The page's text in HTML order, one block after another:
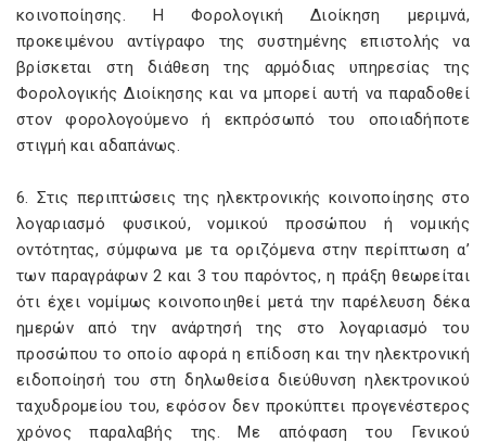
κοινοποίησης. Η Φορολογική Διοίκηση μεριμνά,
προκειμένου αντίγραφο της συστημένης επιστολής να
βρίσκεται στη διάθεση της αρμόδιας υπηρεσίας της
Φορολογικής Διοίκησης και να μπορεί αυτή να παραδοθεί
στον φορολογούμενο ή εκπρόσωπό του οποιαδήποτε
στιγμή και αδαπάνως.
6. Στις περιπτώσεις της ηλεκτρονικής κοινοποίησης στο
λογαριασμό φυσικού, νομικού προσώπου ή νομικής
οντότητας, σύμφωνα με τα οριζόμενα στην περίπτωση α’
των παραγράφων 2 και 3 του παρόντος, η πράξη θεωρείται
ότι έχει νομίμως κοινοποιηθεί μετά την παρέλευση δέκα
ημερών από την ανάρτησή της στο λογαριασμό του
προσώπου το οποίο αφορά η επίδοση και την ηλεκτρονική
ειδοποίησή του στη δηλωθείσα διεύθυνση ηλεκτρονικού
ταχυδρομείου του, εφόσον δεν προκύπτει προγενέστερος
χρόνος παραλαβής της. Με απόφαση του Γενικού